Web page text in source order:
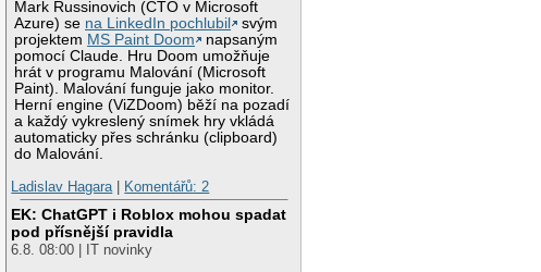
Mark Russinovich (CTO v Microsoft
Azure) se na LinkedIn pochlubil
svým
projektem MS Paint Doom
napsaným
pomocí Claude. Hru Doom umožňuje
hrát v programu Malování (Microsoft
Paint). Malování funguje jako monitor.
Herní engine (ViZDoom) běží na pozadí
a každý vykreslený snímek hry vkládá
automaticky přes schránku (clipboard)
do Malování.
Ladislav Hagara
Komentářů: 2
EK: ChatGPT i Roblox mohou spadat
pod přísnější pravidla
6.8. 08:00 | IT novinky